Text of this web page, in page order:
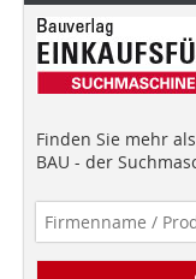
Finden Sie mehr
BAU - der